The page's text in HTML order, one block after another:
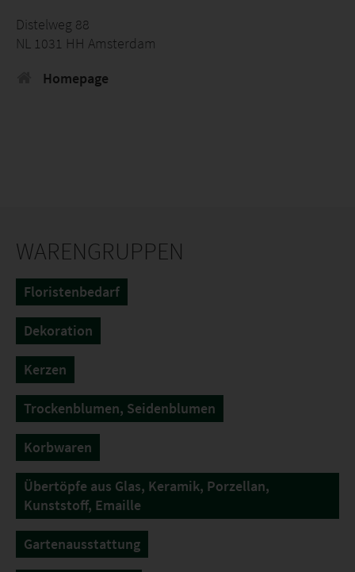
Distelweg 88
NL 1031 HH Amsterdam
Homepage
WARENGRUPPEN
Floristenbedarf
Dekoration
Kerzen
Trockenblumen, Seidenblumen
Korbwaren
Übertöpfe aus Glas, Keramik, Porzellan,
Kunststoff, Emaille
Gartenausstattung